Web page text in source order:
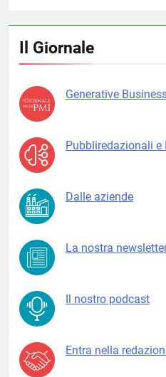
Il Giornale
Generative
Pubbliredazionali e
Dalle aziende
La nostra
Il nostro podcast
Entra nella